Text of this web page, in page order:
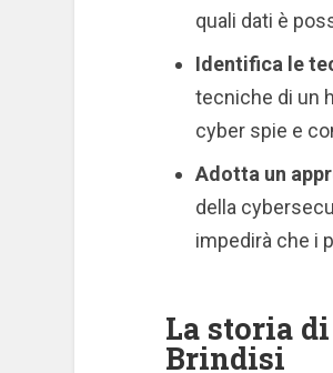
quali dati è
Identifica le
tecniche di un
cyber spie e
Adotta un
della
impedirà che i
La storia
Brindisi